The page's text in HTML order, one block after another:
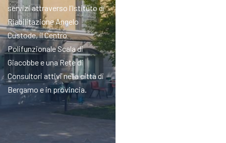
servizi attraverso l’Istituto di
Riabilitazione Angelo
Custode, il Centro
Polifunzionale Scala di
Giacobbe e una Rete di
Consultori attivi nella città di
Bergamo e in provincia.